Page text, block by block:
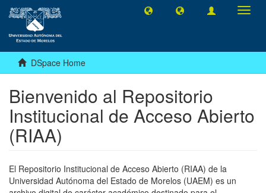
DSpace Home
Bienvenido al Repositorio
Institucional de Acceso Abierto
(RIAA)
El Repositorio Institucional de Acceso Abierto (RIAA) de la
Universidad Autónoma del Estado de Morelos (UAEM) es un